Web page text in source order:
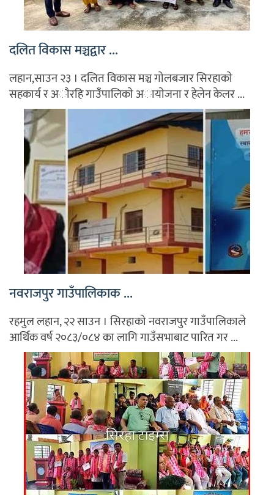
दलित विकास मञ्चद्वार ...
लहान,साउन २३ । दलित विकास मञ्च गाेलबजार सिरहाकाे
सहकार्य र अाैरहि गाउँपालिकाे अायाेजना र हेलेन केलर ...
नवराजपुर गाउँपालिकाक ...
रहमुल लहान, २२ साउन । सिरहाको नवराजपुर गाउँपालिकाले
आर्थिक वर्ष २०८३/०८४ का लागि गाउँसभाबाट पारित गर ...